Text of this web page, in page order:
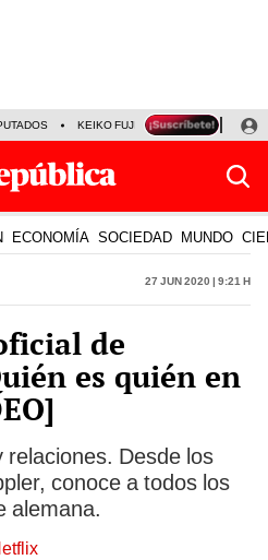
KEIKO FUJIMORI LA BELLA
ECONOMÍA SOCIEDAD MUNDO
27 Jun 2020 | 9:21 h
de
es quién en
Desde los
conoce a todos los
alemana.